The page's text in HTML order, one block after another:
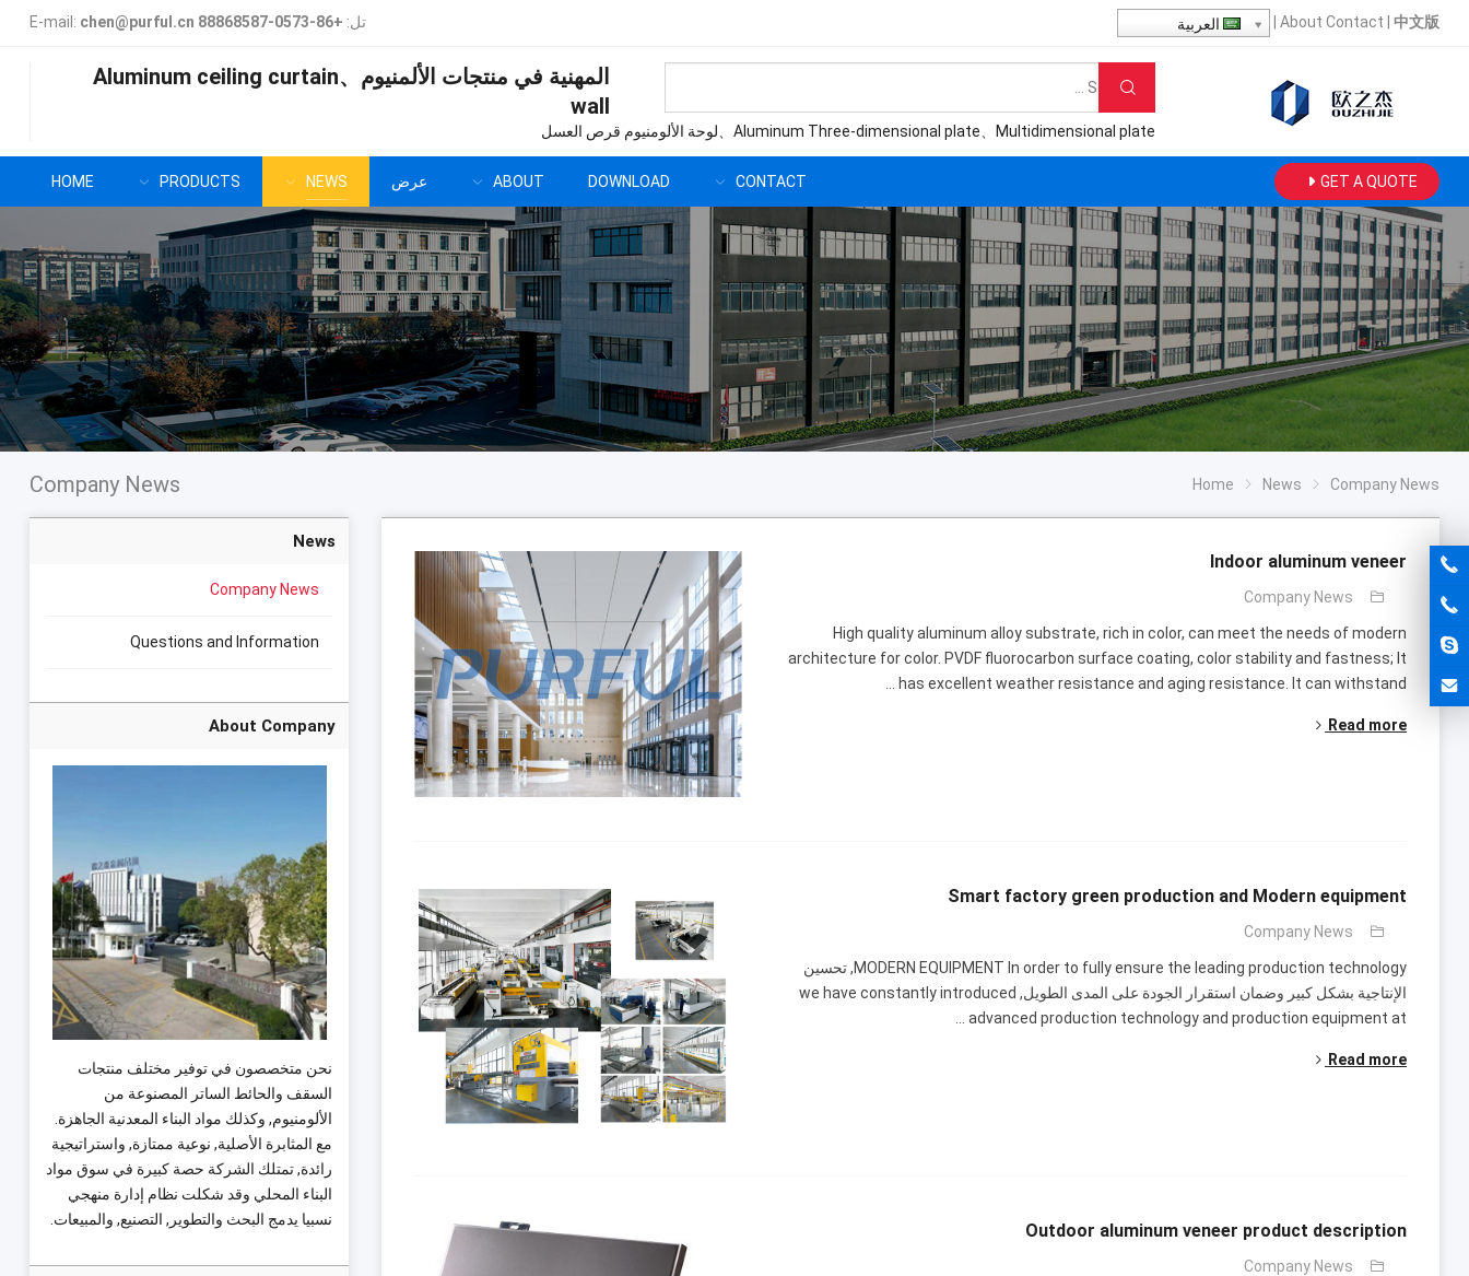
تل: +86-0573-88868587
E-mail : chen@purful.cn About Contact |中文版
| العربية
المهنية في منتجات الألمنيوم、Aluminum ceiling curtain
wall
Aluminum Three-dimensional plate Multidimensional plate 、لوحة الألومنيوم قرص العسل
HOME PRODUCTS NEWS عرض ABOUT DOWNLOAD CONTACT GET A QUOTE
Company News Home News Company News
Indoor aluminum veneer
Company News
High quality aluminum alloy substrate,rich in color,can meet the needs of modern
architecture for color. PVDF fluorocarbon surface coating,color stability and fastness; It
has excellent weather resistance and aging resistance
It can withstand
Read more
Smart factory green production and Modern equipment
Company News
MODERN EQUIPMENT In order to fully ensure the leading production technology, تحسين
الإنتاجية بشكل كبير وضمان استقرار الجودة على المدى الطويل, we have constantly introduced
advanced production technology and production equipment at
...
Read more
Outdoor aluminum veneer product description
Company News
News
Company News
Questions and Information
About Company
نحن متخصصون في توفير مختلف منتجات
السقف والحائط الساتر المصنوعة من
الألومنيوم, وكذلك مواد البناء المعدنية الجاهزة.
مع المثابرة الأصلية, نوعية ممتازة, واستراتيجية
رائدة, تمتلك الشركة حصة كبيرة في سوق مواد
البناء المحلي وقد شكلت نظام إدارة منهجي
نسبيا يدمج البحث والتطوير, التصنيع, والمبيعات.